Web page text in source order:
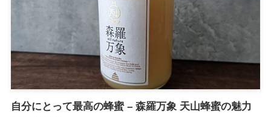
自分にとって最高の蜂蜜 – 森羅万象 天山蜂蜜の魅力